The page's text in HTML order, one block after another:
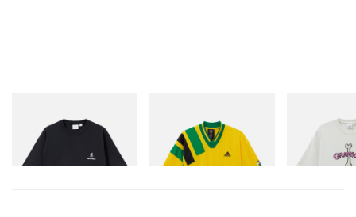
One Point Logo Tee
立即購入
Adidas Originals X Brain
Dead Disney Football Jersey
立即購入
Bone Tee
立即購入